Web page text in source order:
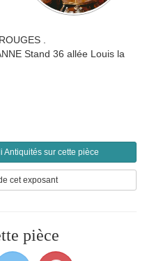
.
Stand 36 allée Louis la
Antiquités sur cette pièce
cet exposant
pièce